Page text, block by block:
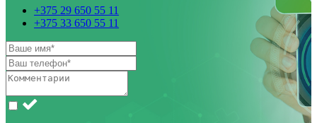
+375 29 650 55 11
+375 33 650 55 11